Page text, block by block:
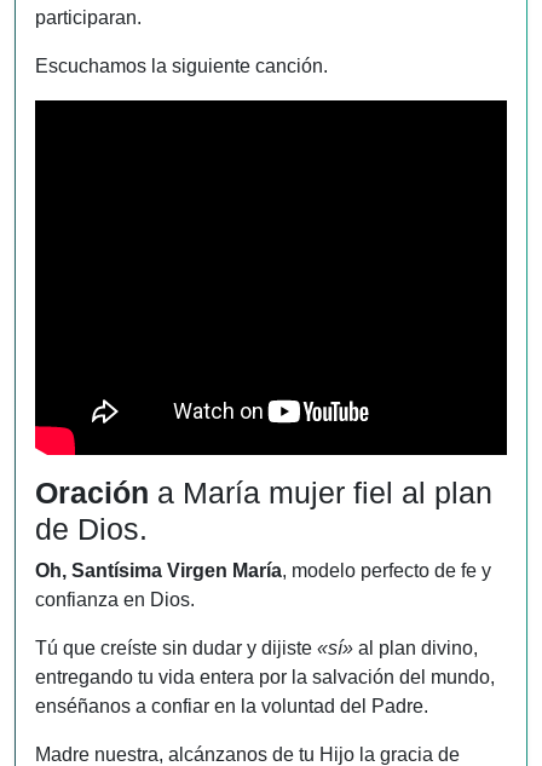
participaran.
Escuchamos la siguiente canción.
Oración a María mujer fiel al plan
de Dios.
Oh, Santísima Virgen María, modelo perfecto de fe y
confianza en Dios.
Tú que creíste sin dudar y dijiste «sí» al plan divino,
entregando tu vida entera por la salvación del mundo,
enséñanos a confiar en la voluntad del Padre.
Madre nuestra, alcánzanos de tu Hijo la gracia de